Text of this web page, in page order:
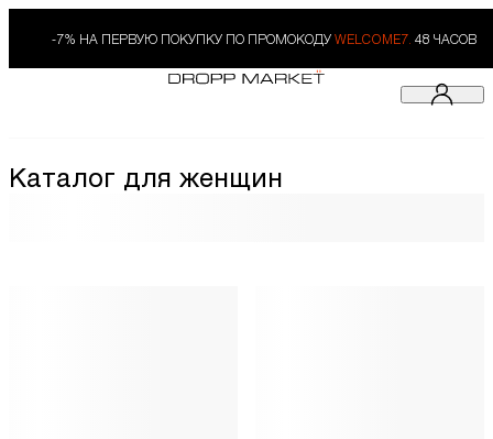
-7% НА ПЕРВУЮ ПОКУПКУ ПО ПРОМОКОДУ WELCOME7. 48 ЧАСОВ
Каталог для женщин